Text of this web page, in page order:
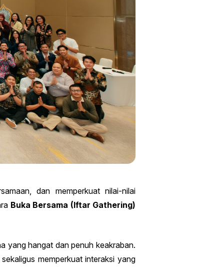
dan memperkuat nilai-nilai
Buka Bersama (Iftar Gathering)
yang hangat dan penuh keakraban.
memperkuat interaksi yang